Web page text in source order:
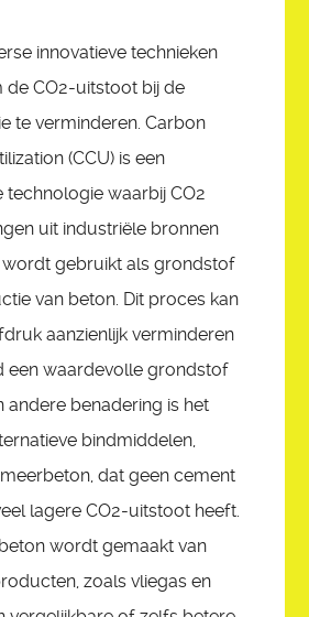
innovatieve technieken
de CO2-uitstoot bij de
te verminderen. Carbon
(CCU) is een
technologie waarbij CO2
uit industriële bronnen
wordt gebruikt als grondstof
van beton. Dit proces kan
aanzienlijk verminderen
een waardevolle grondstof
andere benadering is het
bindmiddelen,
dat geen cement
lagere CO2-uitstoot heeft.
wordt gemaakt van
zoals vliegas en